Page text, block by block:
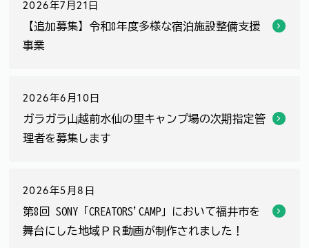
2026年7月21日
【追加募集】令和8年度多様な宿泊施設整備支援
事業
2026年6月10日
ガラガラ山越前水仙の里キャンプ場の次期指定管
理者を募集します
2026年5月8日
第8回 SONY「CREATORS'CAMP」において福井市を
舞台にした地域ＰＲ動画が制作されました！